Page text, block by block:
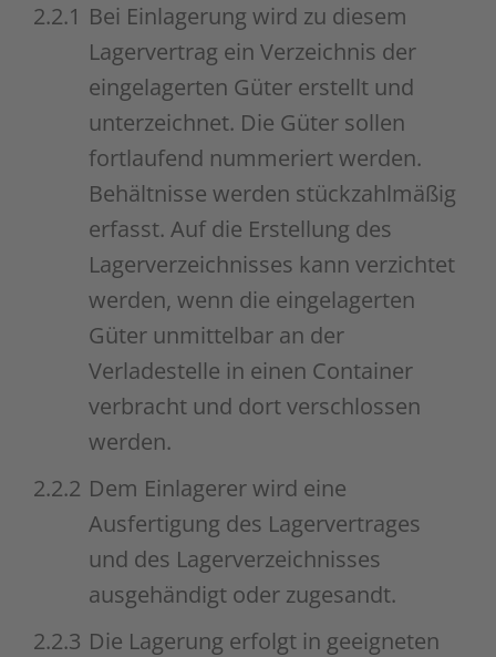
2.2.1 Bei Einlagerung wird zu diesem
Lagervertrag ein Verzeichnis der
eingelagerten Güter erstellt und
unterzeichnet. Die Güter sollen
fortlaufend nummeriert werden.
Behältnisse werden stückzahlmäßig
erfasst. Auf die Erstellung des
Lagerverzeichnisses kann verzichtet
werden, wenn die eingelagerten
Güter unmittelbar an der
Verladestelle in einen Container
verbracht und dort verschlossen
werden.
2.2.2 Dem Einlagerer wird eine
Ausfertigung des Lagervertrages
und des Lagerverzeichnisses
ausgehändigt oder zugesandt.
2.2.3 Die Lagerung erfolgt in geeigneten